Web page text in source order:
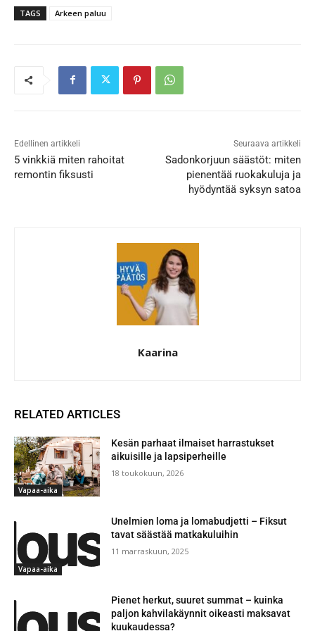
TAGS Arkeen paluu
Edellinen artikkeli
5 vinkkiä miten rahoitat
remontin fiksusti
Seuraava artikkeli
Sadonkorjuun säästöt: miten
pienentää ruokakuluja ja
hyödyntää syksyn satoa
Kaarina
RELATED ARTICLES
Vapaa-aika
Kesän parhaat ilmaiset harrastukset
aikuisille ja lapsiperheille
18 toukokuun, 2026
Vapaa-aika
Unelmien loma ja lomabudjetti – Fiksut
tavat säästää matkakuluihin
11 marraskuun, 2025
Pienet herkut, suuret summat – kuinka
paljon kahvilakäynnit oikeasti maksavat
kuukaudessa?